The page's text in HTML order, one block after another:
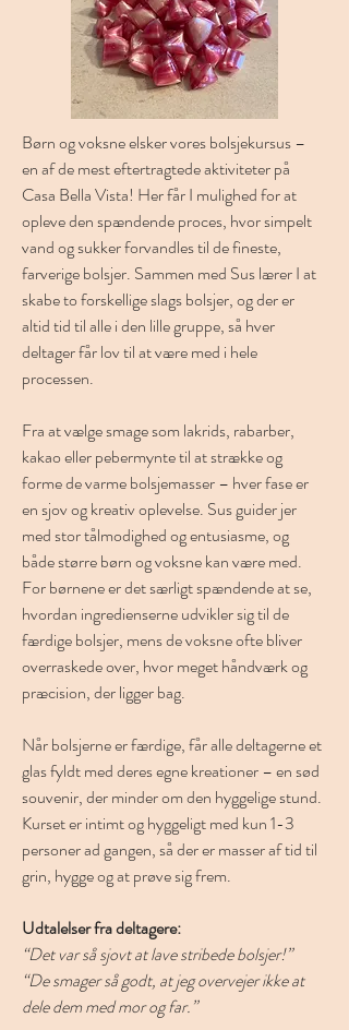
Børn og voksne elsker vores bolsjekursus –
en af de mest eftertragtede aktiviteter på
Casa Bella Vista! Her får I mulighed for at
opleve den spændende proces, hvor simpelt
vand og sukker forvandles til de fineste,
farverige bolsjer. Sammen med Sus lærer I at
skabe to forskellige slags bolsjer, og der er
altid tid til alle i den lille gruppe, så hver
deltager får lov til at være med i hele
processen.
Fra at vælge smage som lakrids, rabarber,
kakao eller pebermynte til at strække og
forme de varme bolsjemasser – hver fase er
en sjov og kreativ oplevelse. Sus guider jer
med stor tålmodighed og entusiasme, og
både større børn og voksne kan være med.
For børnene er det særligt spændende at se,
hvordan ingredienserne udvikler sig til de
færdige bolsjer, mens de voksne ofte bliver
overraskede over, hvor meget håndværk og
præcision, der ligger bag.
Når bolsjerne er færdige, får alle deltagerne et
glas fyldt med deres egne kreationer – en sød
souvenir, der minder om den hyggelige stund.
Kurset er intimt og hyggeligt med kun 1-3
personer ad gangen, så der er masser af tid til
grin, hygge og at prøve sig frem.
Udtalelser fra deltagere:
“Det var så sjovt at lave stribede bolsjer!”
“De smager så godt, at jeg overvejer ikke at
dele dem med mor og far.”